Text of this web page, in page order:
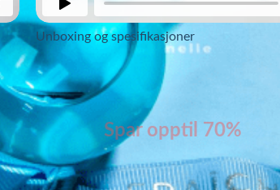
Unboxing og spesifikasjoner
Sjekk hva annet vi har i butikken
Spar opptil 70%